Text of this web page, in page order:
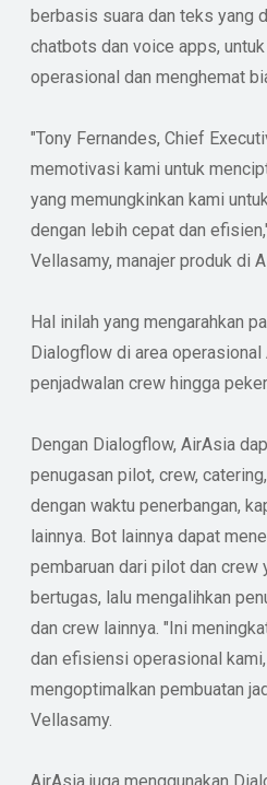
berbasis suara dan teks yang
chatbots dan voice apps,
operasional dan menghemat
"Tony Fernandes, Chief
memotivasi kami untuk
yang memungkinkan kami
dengan lebih cepat dan
Vellasamy, manajer produk di
Hal inilah yang mengarahkan
Dialogflow di area operasional
penjadwalan crew hingga
Dengan Dialogflow, AirAsia
penugasan pilot, crew,
dengan waktu penerbangan,
lainnya. Bot lainnya dapat
pembaruan dari pilot dan crew
bertugas, lalu mengalihkan
dan crew lainnya. "Ini
dan efisiensi operasional
mengoptimalkan pembuatan
Vellasamy.
AirAsia juga menggunakan